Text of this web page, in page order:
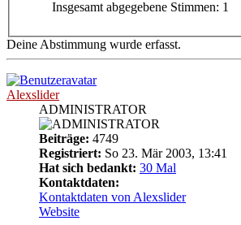
Insgesamt abgegebene Stimmen: 1
Deine Abstimmung wurde erfasst.
Alexslider
ADMINISTRATOR
Beiträge: 4749
Registriert: So 23. Mär 2003, 13:41
Hat sich bedankt: 30 Mal
Kontaktdaten:
Kontaktdaten von Alexslider
Website